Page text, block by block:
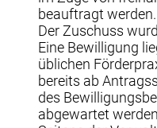
beauftragt werden.
Der Zuschuss
Eine Bewilligung
üblichen
bereits ab
des
abgewartet